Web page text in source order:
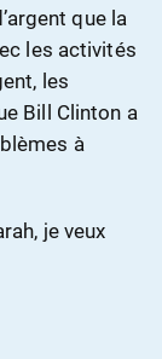
que la
les activités
les
Bill Clinton a
à
je veux